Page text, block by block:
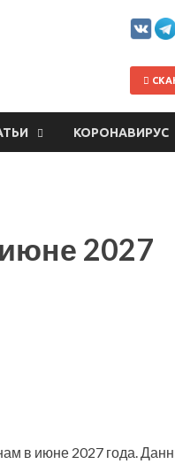
КОРОНАВИРУС
2027
в июне 2027 года.